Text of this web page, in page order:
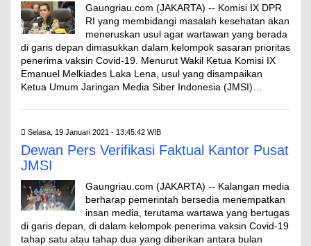
Gaungriau.com (JAKARTA) -- Komisi IX DPR
RI yang membidangi masalah kesehatan akan
meneruskan usul agar wartawan yang berada
di garis depan dimasukkan dalam kelompok sasaran prioritas
penerima vaksin Covid-19. Menurut Wakil Ketua Komisi IX
Emanuel Melkiades Laka Lena, usul yang disampaikan
Ketua Umum Jaringan Media Siber Indonesia (JMSI)…
Selasa, 19 Januari 2021 - 13:45:42 WIB
Dewan Pers Verifikasi Faktual Kantor Pusat
JMSI
Gaungriau.com (JAKARTA) -- Kalangan media
berharap pemerintah bersedia menempatkan
insan media, terutama wartawa yang bertugas
di garis depan, di dalam kelompok penerima vaksin Covid-19
tahap satu atau tahap dua yang diberikan antara bulan